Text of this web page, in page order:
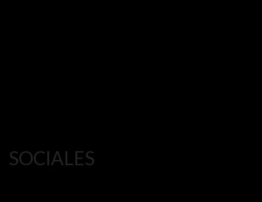
SOCIALES